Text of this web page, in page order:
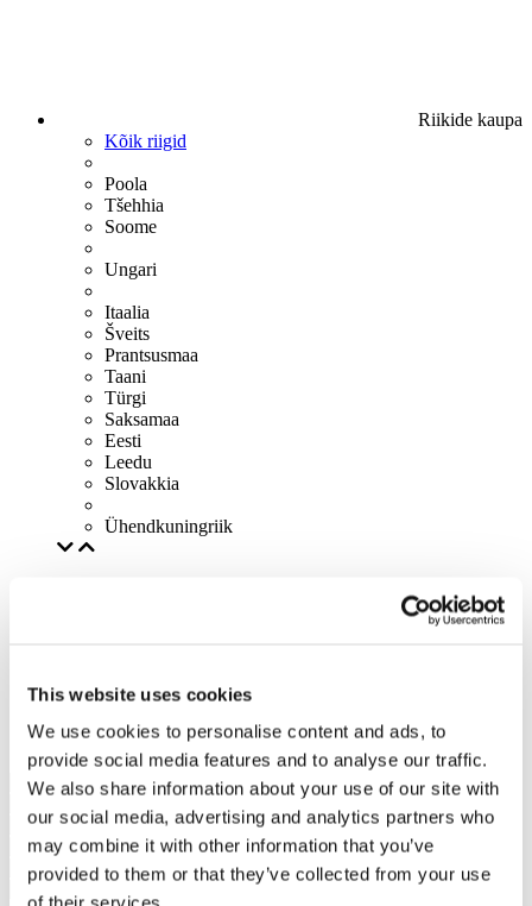
This website uses cookies
We use cookies to personalise content and ads, to
provide social media features and to analyse our traffic.
We also share information about your use of our site with
our social media, advertising and analytics partners who
may combine it with other information that you’ve
provided to them or that they’ve collected from your use
Riikide kaupa
Kõik riigid
Poola
Tšehhia
Soome
Ungari
Itaalia
Šveits
Prantsusmaa
Taani
Türgi
Saksamaa
Eesti
Leedu
Slovakkia
Ühendkuningriik